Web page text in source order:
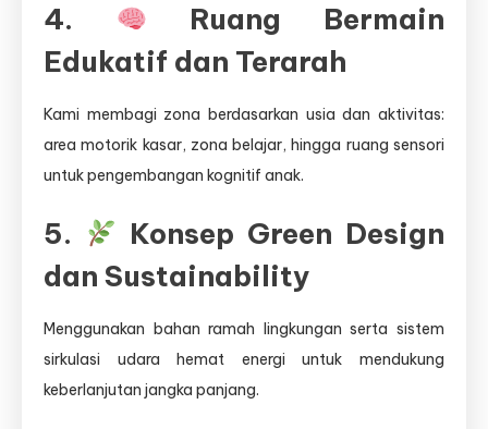
4.
Ruang Bermain
Edukatif dan Terarah
Kami membagi zona berdasarkan usia dan aktivitas:
area motorik kasar, zona belajar, hingga ruang sensori
untuk pengembangan kognitif anak.
5.
Konsep Green Design
dan Sustainability
Menggunakan bahan ramah lingkungan serta sistem
sirkulasi udara hemat energi untuk mendukung
keberlanjutan jangka panjang.